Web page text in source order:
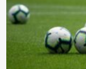
Ejido-
Añadíos
y